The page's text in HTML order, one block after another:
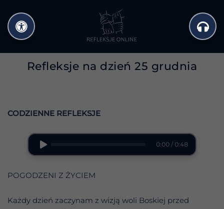
do
treści
Refleksje na dzień 25 grudnia
CODZIENNE REFLEKSJE
0:00 / 0:48
POGODZENI Z ŻYCIEM
Każdy dzień zaczynam z wizją woli Boskiej przed